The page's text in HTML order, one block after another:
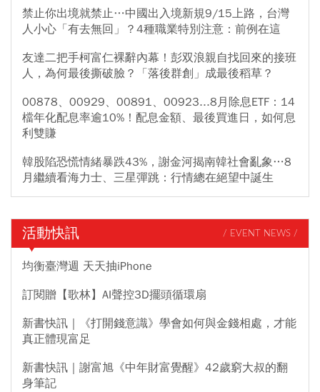
禁止你出境就禁止…中國出入境新規9/15上路，台灣
人小心「有去無回」？4種職業特別注意：前例在這
友達二把手柯富仁裸辭內幕！彭双浪親自找回來的接班
人，為何最後撕破臉？「落後群創」成最後稻草？
00878、00929、00891、00923...8月除息ETF：14
檔年化配息率逾10%！配息金額、最後買進日，如何息
利雙賺
韓股陷恐慌情緒暴跌43%，謝金河揭南韓社會亂象…8
月繼續看海力士、三星彈跳：行情總在絕望中誕生
活動快訊 / EVENT NEWS /
均衡臺灣週 天天抽iPhone
訂閱贈【歌林】AI聲控3D擺頭循環扇
新書快訊｜《打開錢意識》學會如何與金錢相處，才能
真正體現富足
新書快訊｜謝富旭《中年財富覺醒》42歲窮大叔的翻
身筆記